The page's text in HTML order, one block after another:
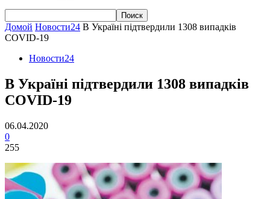
Домой Новости24 В Україні підтвердили 1308 випадків
COVID-19
Новости24
В Україні підтвердили 1308 випадків
COVID-19
06.04.2020
0
255